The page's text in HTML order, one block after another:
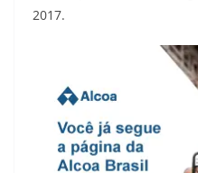
2017.